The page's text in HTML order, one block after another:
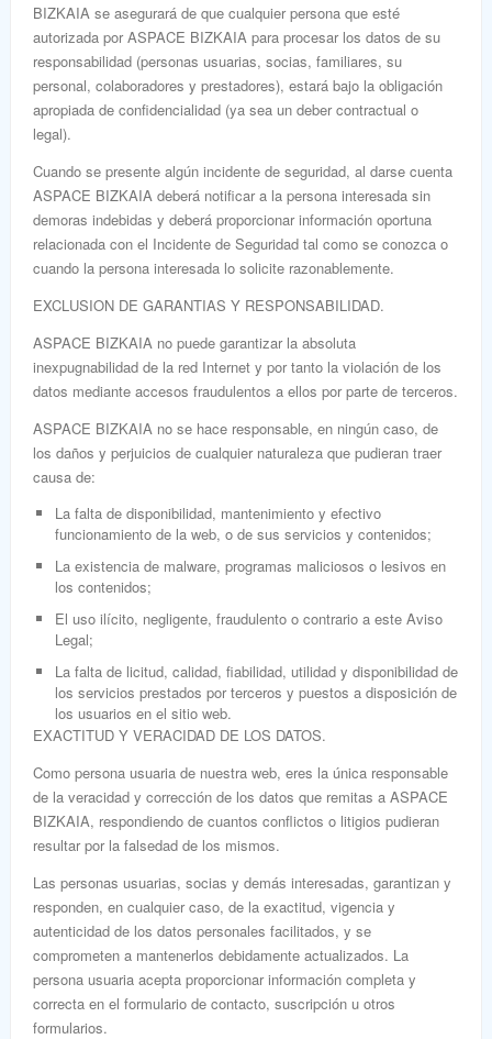
BIZKAIA se asegurará de que cualquier persona que esté
autorizada por ASPACE BIZKAIA para procesar los datos de su
responsabilidad (personas usuarias, socias, familiares, su
personal, colaboradores y prestadores), estará bajo la obligación
apropiada de confidencialidad (ya sea un deber contractual o
legal).
Cuando se presente algún incidente de seguridad, al darse cuenta
ASPACE BIZKAIA deberá notificar a la persona interesada sin
demoras indebidas y deberá proporcionar información oportuna
relacionada con el Incidente de Seguridad tal como se conozca o
cuando la persona interesada lo solicite razonablemente.
EXCLUSION DE GARANTIAS Y RESPONSABILIDAD.
ASPACE BIZKAIA no puede garantizar la absoluta
inexpugnabilidad de la red Internet y por tanto la violación de los
datos mediante accesos fraudulentos a ellos por parte de terceros.
ASPACE BIZKAIA no se hace responsable, en ningún caso, de
los daños y perjuicios de cualquier naturaleza que pudieran traer
causa de:
La falta de disponibilidad, mantenimiento y efectivo
funcionamiento de la web, o de sus servicios y contenidos;
La existencia de malware, programas maliciosos o lesivos en
los contenidos;
El uso ilícito, negligente, fraudulento o contrario a este Aviso
Legal;
La falta de licitud, calidad, fiabilidad, utilidad y disponibilidad de
los servicios prestados por terceros y puestos a disposición de
los usuarios en el sitio web.
EXACTITUD Y VERACIDAD DE LOS DATOS.
Como persona usuaria de nuestra web, eres la única responsable
de la veracidad y corrección de los datos que remitas a ASPACE
BIZKAIA, respondiendo de cuantos conflictos o litigios pudieran
resultar por la falsedad de los mismos.
Las personas usuarias, socias y demás interesadas, garantizan y
responden, en cualquier caso, de la exactitud, vigencia y
autenticidad de los datos personales facilitados, y se
comprometen a mantenerlos debidamente actualizados. La
persona usuaria acepta proporcionar información completa y
correcta en el formulario de contacto, suscripción u otros
formularios.